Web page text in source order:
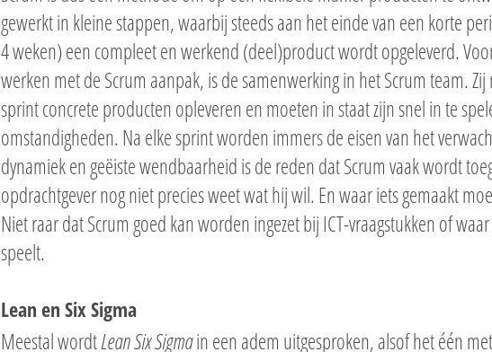
gewerkt in kleine stappen, waarbij steeds aan het einde van een korte
4 weken) een compleet en werkend (deel)product wordt opgeleverd.
werken met de Scrum aanpak, is de samenwerking in het Scrum team.
sprint concrete producten opleveren en moeten in staat zijn snel in te
omstandigheden. Na elke sprint worden immers de eisen van het
dynamiek en geëiste wendbaarheid is de reden dat Scrum vaak wordt
opdrachtgever nog niet precies weet wat hij wil. En waar iets gemaakt
Niet raar dat Scrum goed kan worden ingezet bij ICT-vraagstukken of
speelt.
Lean en Six Sigma
Meestal wordtLean Six Sigmain een adem uitgesproken, alsof het één